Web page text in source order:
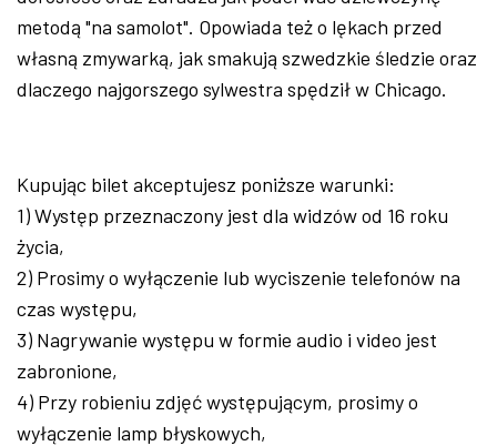
metodą "na samolot". Opowiada też o lękach przed
własną zmywarką, jak smakują szwedzkie śledzie oraz
dlaczego najgorszego sylwestra spędził w Chicago.
Kupując bilet akceptujesz poniższe warunki:
1) Występ przeznaczony jest dla widzów od 16 roku
życia,
2) Prosimy o wyłączenie lub wyciszenie telefonów na
czas występu,
3) Nagrywanie występu w formie audio i video jest
zabronione,
4) Przy robieniu zdjęć występującym, prosimy o
wyłączenie lamp błyskowych,